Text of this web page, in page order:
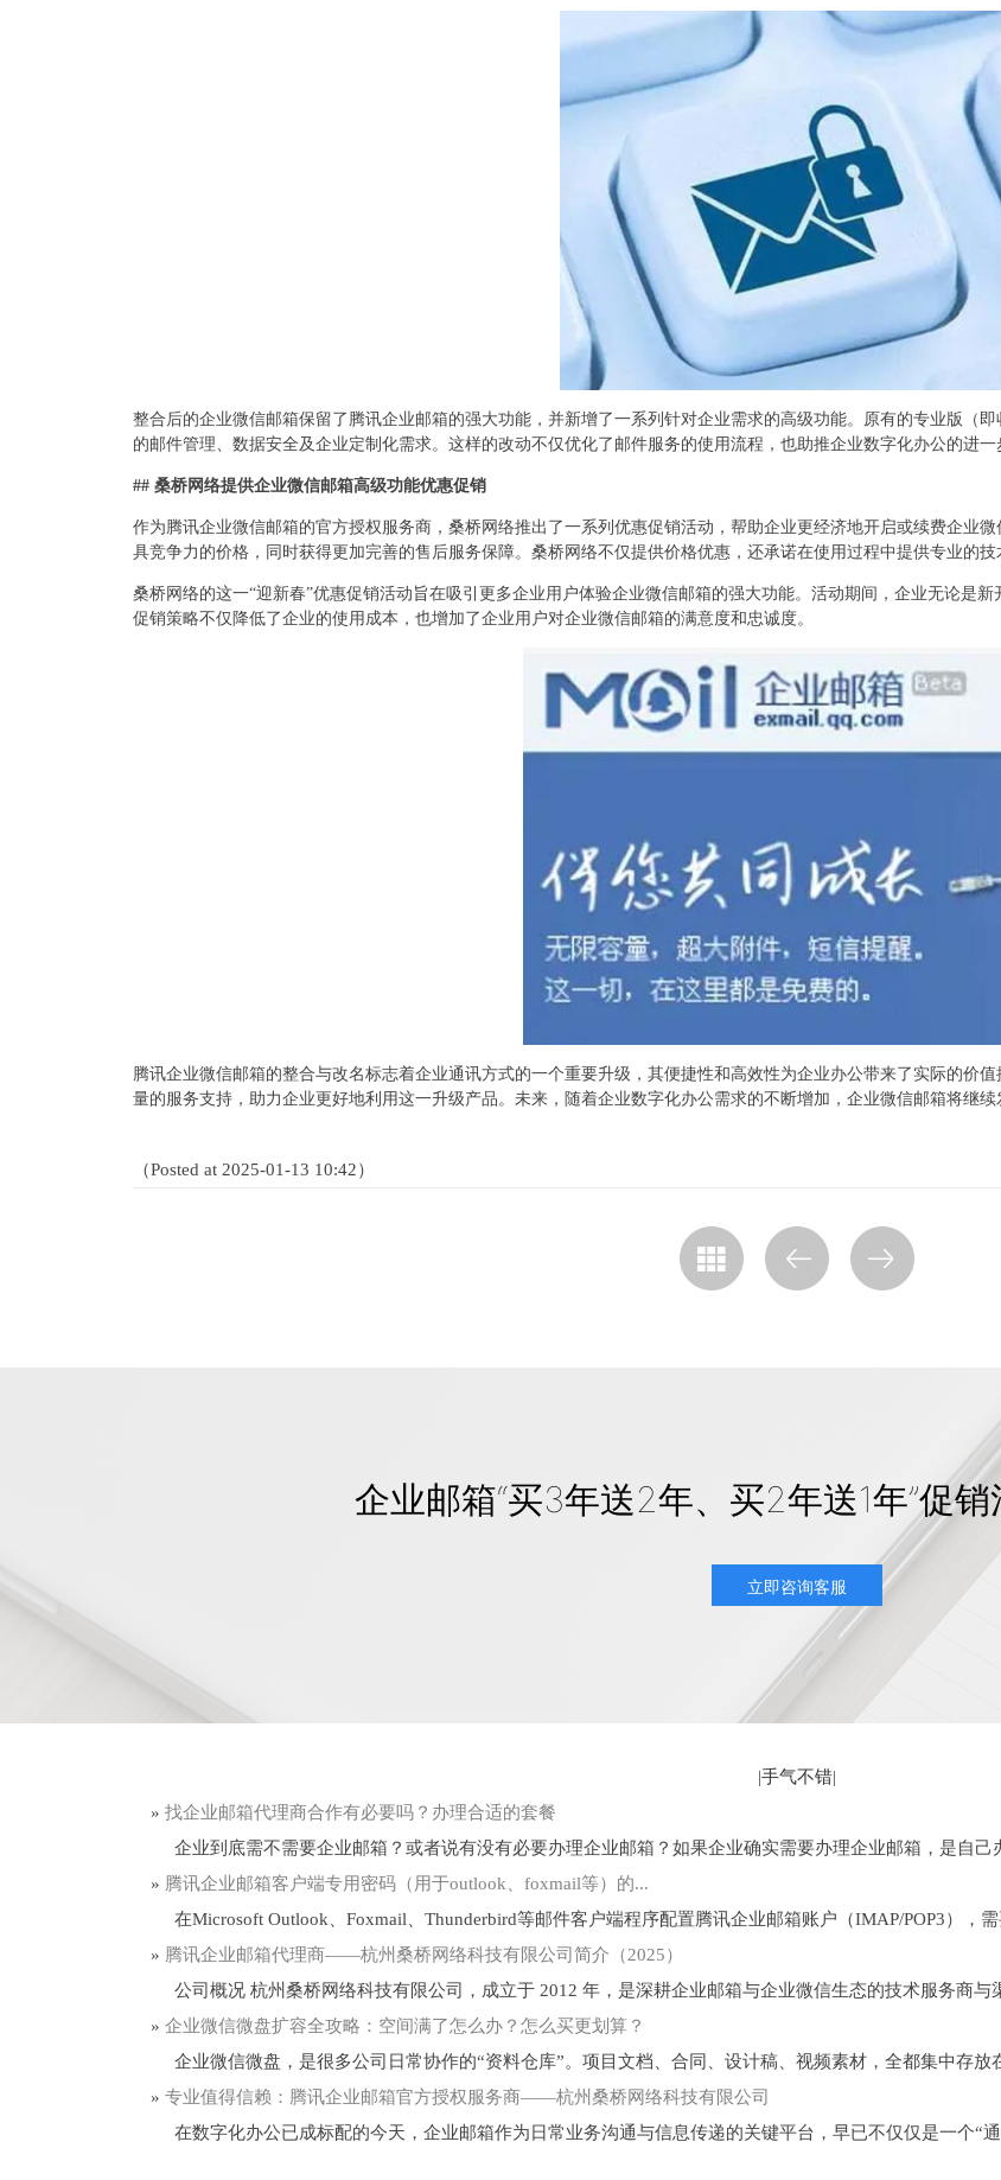
整合后的企业微信邮箱保留了腾讯企业邮箱的强大功能，并新增了一系列针对企业需求的高级功能。原有的专业版（
的邮件管理、数据安全及企业定制化需求。这样的改动不仅优化了邮件服务的使用流程，也助推企业数字化办公的进一
## 桑桥网络提供企业微信邮箱高级功能优惠促销
作为腾讯企业微信邮箱的官方授权服务商，桑桥网络推出了一系列优惠促销活动，帮助企业更经济地开启或续费企业
具竞争力的价格，同时获得更加完善的售后服务保障。桑桥网络不仅提供价格优惠，还承诺在使用过程中提供专业的技
桑桥网络的这一“迎新春”优惠促销活动旨在吸引更多企业用户体验企业微信邮箱的强大功能。活动期间，企业无论是
促销策略不仅降低了企业的使用成本，也增加了企业用户对企业微信邮箱的满意度和忠诚度。
腾讯企业微信邮箱的整合与改名标志着企业通讯方式的一个重要升级，其便捷性和高效性为企业办公带来了实际的价
量的服务支持，助力企业更好地利用这一升级产品。未来，随着企业数字化办公需求的不断增加，企业微信邮箱将继续
（Posted at 2025-01-13 10:42）
企业邮箱“买3年送2年、买2年送1年”促
立即咨询客服
|手气不错|
» 找企业邮箱代理商合作有必要吗？办理合适的套餐
企业到底需不需要企业邮箱？或者说有没有必要办理企业邮箱？如果企业确实需要办理企业邮箱，是自己
» 腾讯企业邮箱客户端专用密码（用于outlook、foxmail等）的...
在Microsoft Outlook、Foxmail、Thunderbird等邮件客户端程序配置腾讯企业邮箱账户（IMAP/POP3），需
» 腾讯企业邮箱代理商——杭州桑桥网络科技有限公司简介（2025）
公司概况 杭州桑桥网络科技有限公司，成立于 2012 年，是深耕企业邮箱与企业微信生态的技术服务商与
» 企业微信微盘扩容全攻略：空间满了怎么办？怎么买更划算？
企业微信微盘，是很多公司日常协作的“资料仓库”。项目文档、合同、设计稿、视频素材，全都集中存
» 专业值得信赖：腾讯企业邮箱官方授权服务商——杭州桑桥网络科技有限公司
在数字化办公已成标配的今天，企业邮箱作为日常业务沟通与信息传递的关键平台，早已不仅仅是一个“